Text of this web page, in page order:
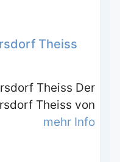
Theiss
Theiss Der
Theiss von
mehr Info